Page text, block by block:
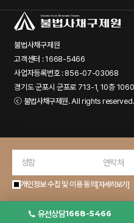
개인정보 수집 및 이용 동의[자세히보기]
불법사채구제원
고객센터 : 1668-5466
사업자등록번호 : 856-07-03068
경기도 군포시 군포로 713-1, 10층
ⓒ 불법사채구제원. All rights reserved.
유선상담1668-5466